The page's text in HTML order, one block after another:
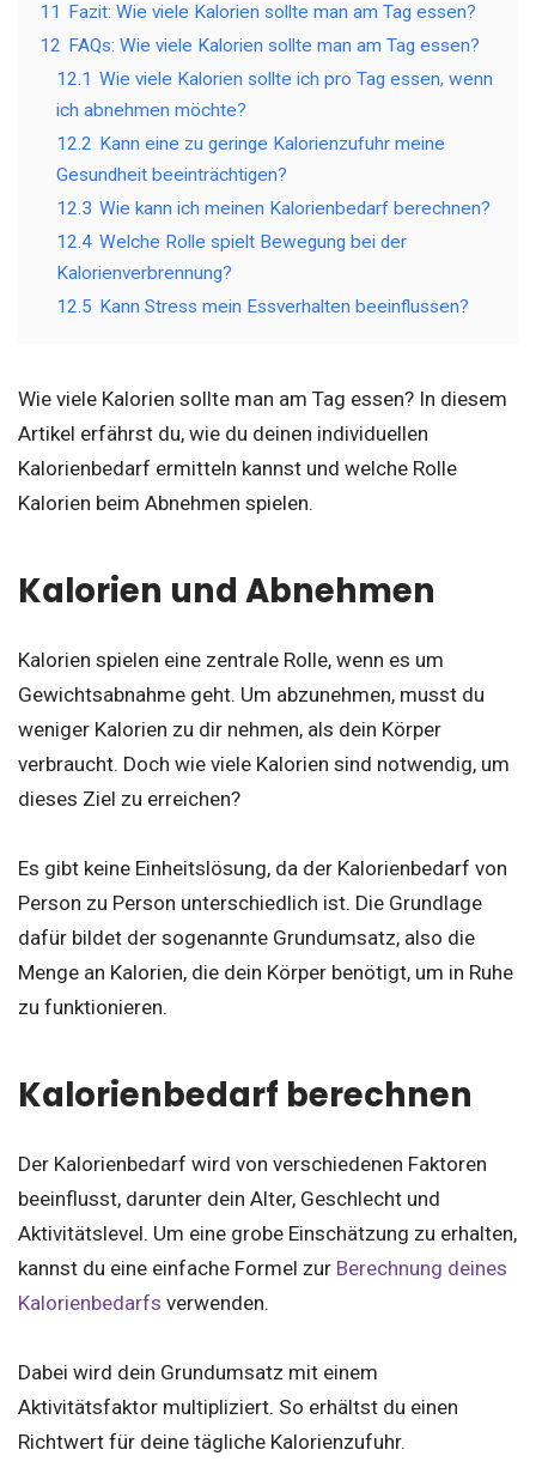
11 Fazit: Wie viele Kalorien sollte man am Tag essen?
12 FAQs: Wie viele Kalorien sollte man am Tag essen?
12.1 Wie viele Kalorien sollte ich pro Tag essen, wenn
ich abnehmen möchte?
12.2 Kann eine zu geringe Kalorienzufuhr meine
Gesundheit beeinträchtigen?
12.3 Wie kann ich meinen Kalorienbedarf berechnen?
12.4 Welche Rolle spielt Bewegung bei der
Kalorienverbrennung?
12.5 Kann Stress mein Essverhalten beeinflussen?
Wie viele Kalorien sollte man am Tag essen? In diesem
Artikel erfährst du, wie du deinen individuellen
Kalorienbedarf ermitteln kannst und welche Rolle
Kalorien beim Abnehmen spielen.
Kalorien und Abnehmen
Kalorien spielen eine zentrale Rolle, wenn es um
Gewichtsabnahme geht. Um abzunehmen, musst du
weniger Kalorien zu dir nehmen, als dein Körper
verbraucht. Doch wie viele Kalorien sind notwendig, um
dieses Ziel zu erreichen?
Es gibt keine Einheitslösung, da der Kalorienbedarf von
Person zu Person unterschiedlich ist. Die Grundlage
dafür bildet der sogenannte Grundumsatz, also die
Menge an Kalorien, die dein Körper benötigt, um in Ruhe
zu funktionieren.
Kalorienbedarf berechnen
Der Kalorienbedarf wird von verschiedenen Faktoren
beeinflusst, darunter dein Alter, Geschlecht und
Aktivitätslevel. Um eine grobe Einschätzung zu erhalten,
kannst du eine einfache Formel zur Berechnung deines
Kalorienbedarfs verwenden.
Dabei wird dein Grundumsatz mit einem
Aktivitätsfaktor multipliziert. So erhältst du einen
Richtwert für deine tägliche Kalorienzufuhr.